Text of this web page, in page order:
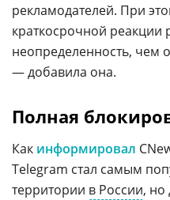
рекламодателей. При
краткосрочной реакции
неопределенность, чем
— добавила она.
Полная
Как информировал
Telegram стал самым
территории в России, но